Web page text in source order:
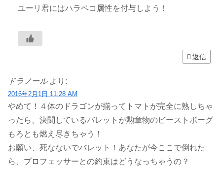
ユーリ君にはハラペコ属性を付与しよう！
返信
ドラノール より:
2016年2月1日 11:28 AM
やめて！４体のドラゴンが揃ってトマトが完全に熟しちゃ
ったら、決闘しているバレットが勲章物のビーストボーグ
もろとも燃え尽きちゃう！
お願い、死なないでバレット！あなたが今ここで倒れた
ら、プロフェッサーとの約束はどうなっちゃうの？